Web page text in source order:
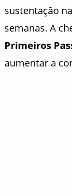
sustentação
semanas. A
Primeiros
aumentar a